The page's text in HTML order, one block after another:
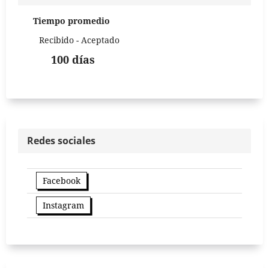
Tiempo promedio
Recibido - Aceptado
100 días
Redes sociales
Facebook
Instagram